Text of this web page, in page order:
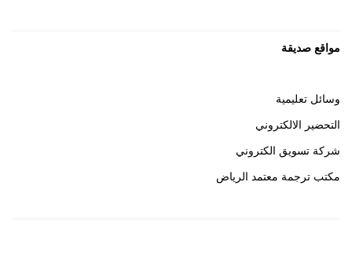
مواقع صديقة
وسائل تعليمية
التحضير الالكتروني
شركة تسويق الكتروني
مكتب ترجمة معتمد الرياض